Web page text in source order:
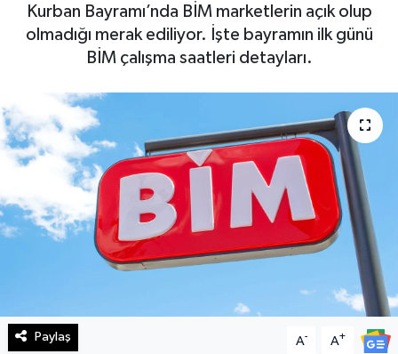
Kurban Bayramı’nda BİM marketlerin açık olup
olmadığı merak ediliyor. İşte bayramın ilk günü
BİM çalışma saatleri detayları.
Paylaş A- A+
Güncel
Haberde İnsan
Kültür Sanat
Magazin
Manşet Altı
Manşetler
Sağlık
Haber Arşivi